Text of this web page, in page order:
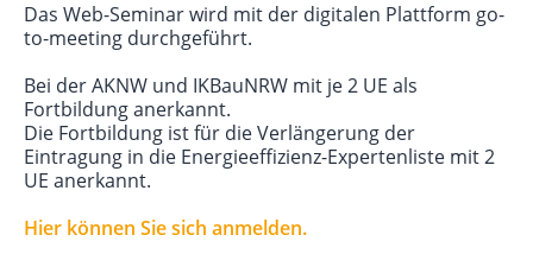
Das Web-Seminar wird mit der digitalen Plattform go-
to-meeting durchgeführt.
Bei der AKNW und IKBauNRW mit je 2 UE als
Fortbildung anerkannt.
Die Fortbildung ist für die Verlängerung der
Eintragung in die Energieeffizienz-Expertenliste mit 2
UE anerkannt.
Hier können Sie sich anmelden.